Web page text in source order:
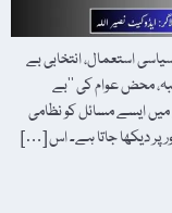
استعمال، انتخابی بے
محض عوام کی ’’بے
میں ایسے مسائل کو نظامی